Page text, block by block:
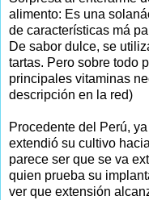
alimento: Es una
de características má
De sabor dulce, se
tartas. Pero sobre todo
principales vitaminas
descripción en la red)
Procedente del Perú,
extendió su cultivo
parece ser que se va
quien prueba su
ver que extensión